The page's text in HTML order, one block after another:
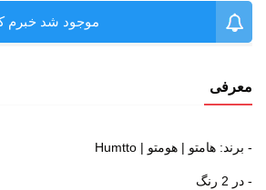
موجود شد خبرم
معرفی
- برند: هامتو | هومتو | Humtto
- در 2 رنگ